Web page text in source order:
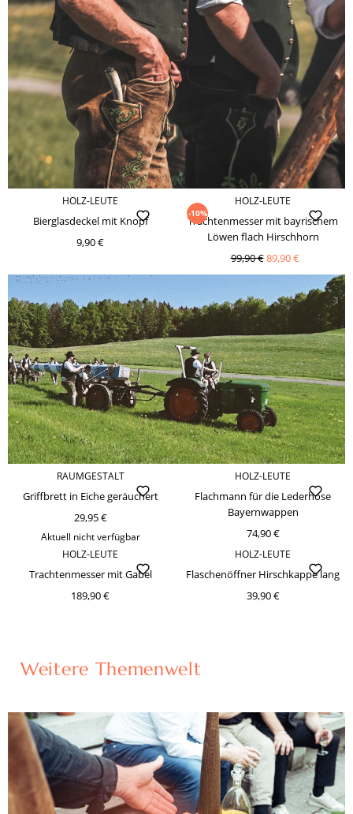
Weitere Themenwelt
HOLZ-LEUTE
Bierglasdeckel mit Knopf
9,90 €
-10%
HOLZ-LEUTE
Trachtenmesser mit bayrischem
Löwen flach Hirschhorn
99,90 €89,90 €
RAUMGESTALT
Griffbrett in Eiche geräuchert
29,95 €
Aktuell nicht verfügbar
HOLZ-LEUTE
Flachmann für die Lederhose
Bayernwappen
74,90 €
HOLZ-LEUTE
Trachtenmesser mit Gabel
189,90 €
HOLZ-LEUTE
Flaschenöffner Hirschkappe lang
39,90 €